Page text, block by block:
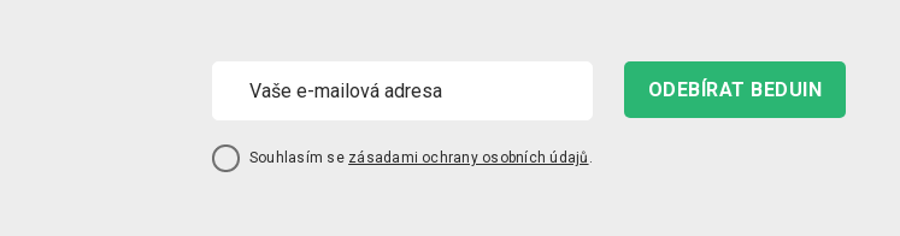
Souhlasím se zásadami ochrany osobních údajů .
ODEBÍRAT BEDUIN